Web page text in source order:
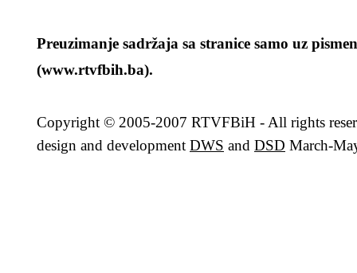
Preuzimanje sadržaja sa stranice samo uz
(www.rtvfbih.ba).
Copyright © 2005-2007 RTVFBiH - All rights
design and development DWS and DSD March-